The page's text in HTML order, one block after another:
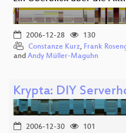
2006-12-28
130
Constanze Kurz, Frank
and Andy Müller-Maguhn
Krypta: DIY
2006-12-30
101